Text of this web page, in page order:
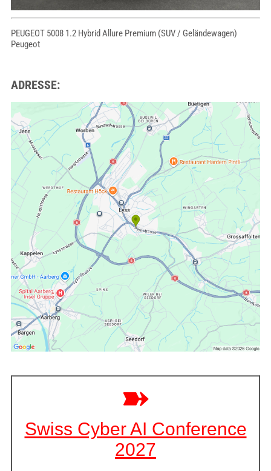
PEUGEOT 5008 1.2 Hybrid Allure Premium (SUV / Geländewagen)
Peugeot
ADRESSE: